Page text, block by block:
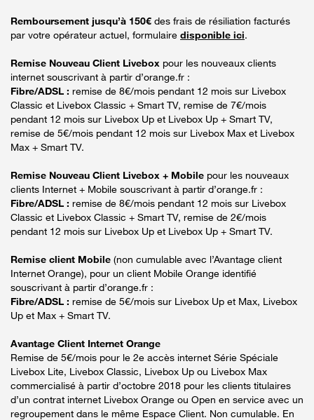
Remboursement jusqu’à 150€ des frais de résiliation facturés
par votre opérateur actuel, formulaire disponible ici.
Remise Nouveau Client Livebox pour les nouveaux clients
internet souscrivant à partir d’orange.fr :
Fibre/ADSL : remise de 8€/mois pendant 12 mois sur Livebox
Classic et Livebox Classic + Smart TV, remise de 7€/mois
pendant 12 mois sur Livebox Up et Livebox Up + Smart TV,
remise de 5€/mois pendant 12 mois sur Livebox Max et Livebox
Max + Smart TV.
Remise Nouveau Client Livebox + Mobile pour les nouveaux
clients Internet + Mobile souscrivant à partir d’orange.fr :
Fibre/ADSL : remise de 8€/mois pendant 12 mois sur Livebox
Classic et Livebox Classic + Smart TV, remise de 2€/mois
pendant 12 mois sur Livebox Up et Livebox Up + Smart TV.
Remise client Mobile (non cumulable avec l’Avantage client
Internet Orange), pour un client Mobile Orange identifié
souscrivant à partir d’orange.fr :
Fibre/ADSL : remise de 5€/mois sur Livebox Up et Max, Livebox
Up et Max + Smart TV.
Avantage Client Internet Orange
Remise de 5€/mois pour le 2e accès internet Série Spéciale
Livebox Lite, Livebox Classic, Livebox Up ou Livebox Max
commercialisé à partir d’octobre 2018 pour les clients titulaires
d’un contrat internet Livebox Orange ou Open en service avec un
regroupement dans le même Espace Client. Non cumulable. En